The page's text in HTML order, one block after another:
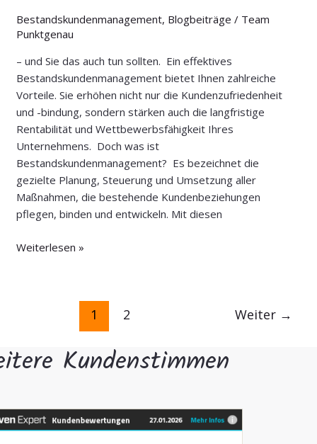
Bestandskundenmanagement, Blogbeiträge / Team
Punktgenau
– und Sie das auch tun sollten. Ein effektives
Bestandskundenmanagement bietet Ihnen zahlreiche
Vorteile. Sie erhöhen nicht nur die Kundenzufriedenheit
und -bindung, sondern stärken auch die langfristige
Rentabilität und Wettbewerbsfähigkeit Ihres
Unternehmens. Doch was ist
Bestandskundenmanagement? Es bezeichnet die
gezielte Planung, Steuerung und Umsetzung aller
Maßnahmen, die bestehende Kundenbeziehungen
pflegen, binden und entwickeln. Mit diesen
Weiterlesen »
1 2 Weiter →
Kundenstimmen